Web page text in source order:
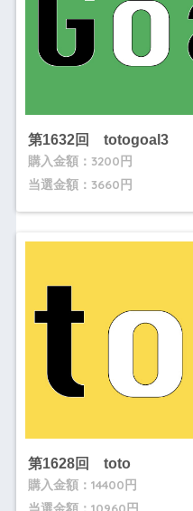
第1632回 totogoal3
購入金額：3200円
当選金額：3660円
第1628回 toto
購入金額：14400円
当選金額：10960円